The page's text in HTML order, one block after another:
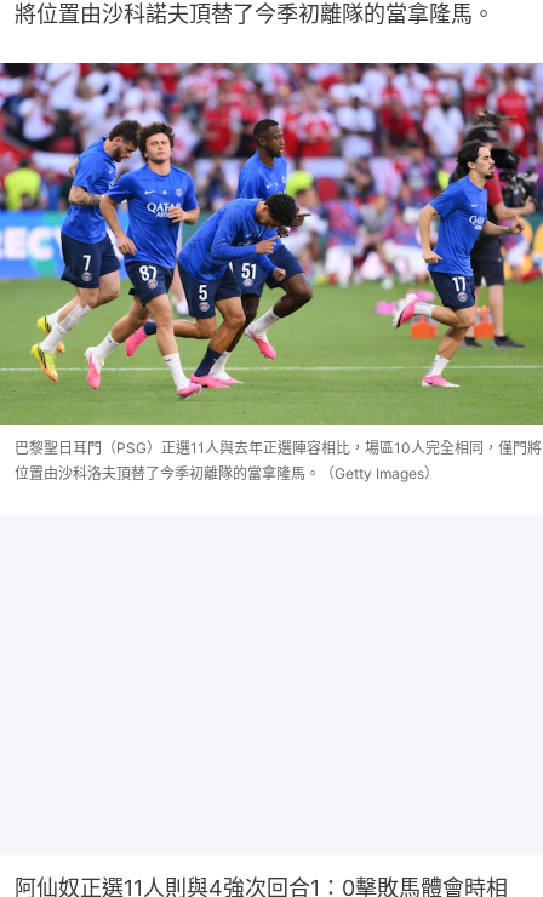
將位置由沙科諾夫頂替了今季初離隊的當拿隆馬。
巴黎聖日耳門（PSG）正選11人與去年正選陣容相比，場區10人完全相同，僅門將
位置由沙科洛夫頂替了今季初離隊的當拿隆馬。（Getty Images）
阿仙奴正選11人則與4強次回合1：0擊敗馬體會時相